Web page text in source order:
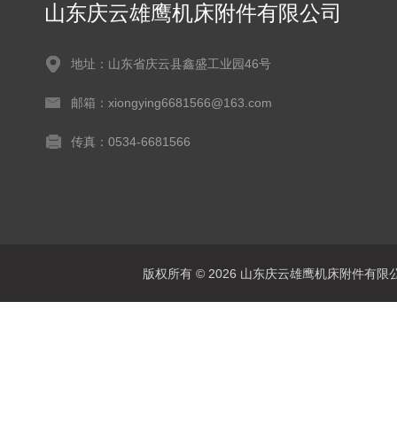
山东庆云雄鹰机床附件有限公司
地址：山东省庆云县鑫盛工业园46号
邮箱：xiongying6681566@163.com
传真：0534-6681566
版权所有 © 2026 山东庆云雄鹰机床附件有